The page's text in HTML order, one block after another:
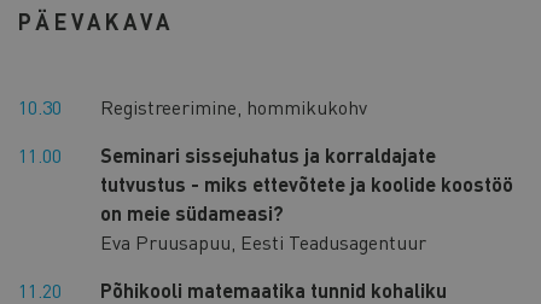
PÄEVAKAVA
10.30
Registreerimine, hommikukohv
11.00
Seminari sissejuhatus ja korraldajate
tutvustus - miks ettevõtete ja koolide koostöö
on meie südameasi?
Eva Pruusapuu, Eesti Teadusagentuur
11.20
Põhikooli matemaatika tunnid kohaliku